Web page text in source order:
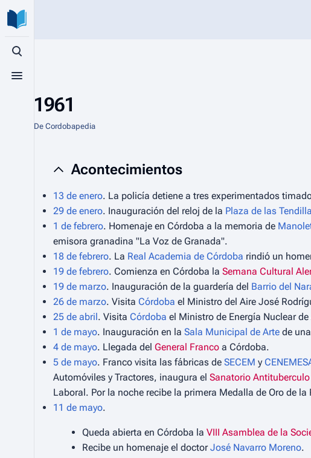
Búsqueda alternativa
Menú alternativo
1961
De Cordobapedia
Acontecimientos
13 de enero. La policía detiene a tres experimentados
29 de enero. Inauguración del reloj de la Plaza de las
1 de febrero. Homenaje en Córdoba a la memoria de
emisora granadina "La Voz de Granada".
18 de febrero. La Real Academia de Córdoba rindió un
19 de febrero. Comienza en Córdoba la Semana Cultural
19 de marzo. Inauguración de la guardería del Barrio del
26 de marzo. Visita Córdoba el Ministro del Aire José
25 de abril. Visita Córdoba el Ministro de Energía Nuclear
1 de mayo. Inauguración en la Sala Municipal de Arte de
4 de mayo. Llegada del General Franco a Córdoba.
5 de mayo. Franco visita las fábricas de SECEM y
Automóviles y Tractores, inaugura el Sanatorio
Laboral. Por la noche recibe la primera Medalla de Oro de la
11 de mayo.
Queda abierta en Córdoba la VIII Asamblea de la
Recibe un homenaje el doctorJosé Navarro Moreno.